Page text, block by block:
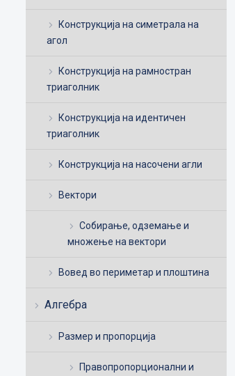
Конструкција на симетрала на
агол
Конструкција на рамностран
триаголник
Конструкција на идентичен
триаголник
Конструкција на насочени агли
Вектори
Собирање, одземање и
множење на вектори
Вовед во периметар и плоштина
Алгебра
Размер и пропорција
Правопропорционални и